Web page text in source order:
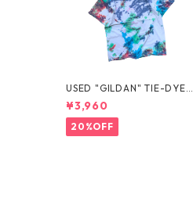
USED "GILDAN" TIE-DYE T
EE
¥3,960
20%OFF